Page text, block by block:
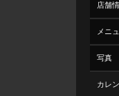
店舗
メニ
写真
カレ